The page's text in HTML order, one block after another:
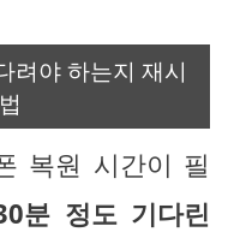
려야 하는지 재시
복원 시간이 필
분 정도 기다린